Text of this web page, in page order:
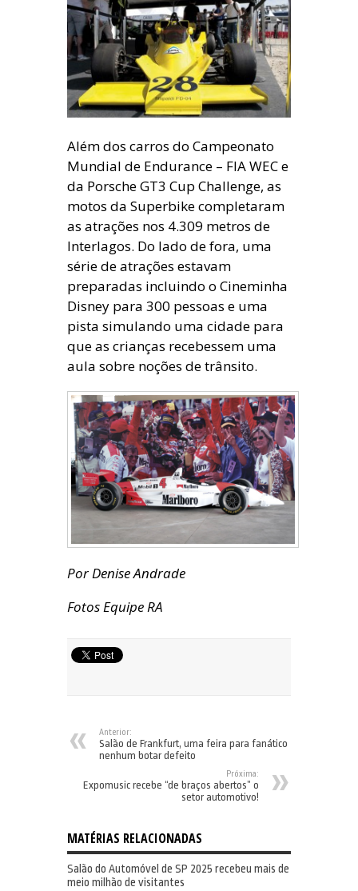
Além dos carros do Campeonato
Mundial de Endurance – FIA WEC e
da Porsche GT3 Cup Challenge, as
motos da Superbike completaram
as atrações nos 4.309 metros de
Interlagos. Do lado de fora, uma
série de atrações estavam
preparadas incluindo o Cineminha
Disney para 300 pessoas e uma
pista simulando uma cidade para
que as crianças recebessem uma
aula sobre noções de trânsito.
Por Denise Andrade
Fotos Equipe RA
Anterior:
Salão de Frankfurt, uma feira para fanático
nenhum botar defeito
Próxima:
Expomusic recebe “de braços abertos” o
setor automotivo!
MATÉRIAS RELACIONADAS
Salão do Automóvel de SP 2025 recebeu mais de
meio milhão de visitantes